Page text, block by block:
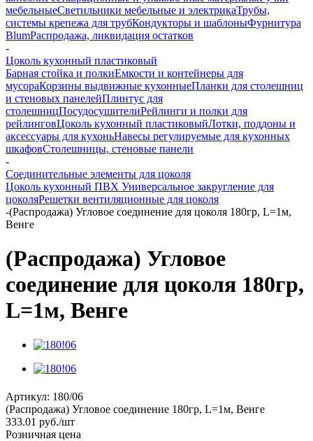
мебельныеСветильники мебельные и электрикаТрубы,
системы крепежа для трубКондукторы и шаблоныФурнитура
BlumРаспродажа, ликвидация остатков
-
Цоколь кухонный пластиковый
Барная стойка и полкиЕмкости и контейнеры для
мусораКорзины выдвижные кухонныеПланки для столешниц
и стеновых панелейПлинтус для
столешницПосудосушителиРейлинги и полки для
рейлинговЦоколь кухонный пластиковыйЛотки, поддоны и
аксессуары для кухоньНавесы регулируемые для кухонных
шкафовСтолешницы, стеновые панели
-
Соединительные элементы для цоколя
Цоколь кухонный ПВХ Универсальное закругление для
цоколяРешетки вентиляционные для цоколя
-(Распродажа) Угловое соединение для цоколя 180гр, L=1м,
Венге
(Распродажа) Угловое
соединение для цоколя 180гр,
L=1м, Венге
Артикул: 180/06
(Распродажа) Угловое соединение 180гр, L=1м, Венге
333.01 руб./шт
Розничная цена